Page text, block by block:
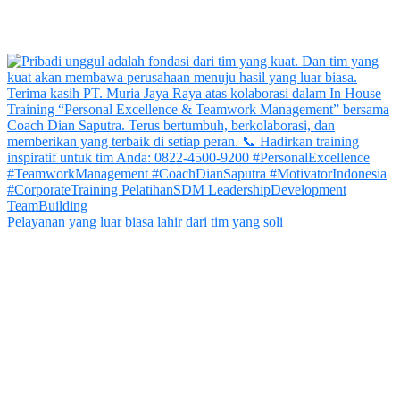
Pelayanan yang luar biasa lahir dari tim yang soli